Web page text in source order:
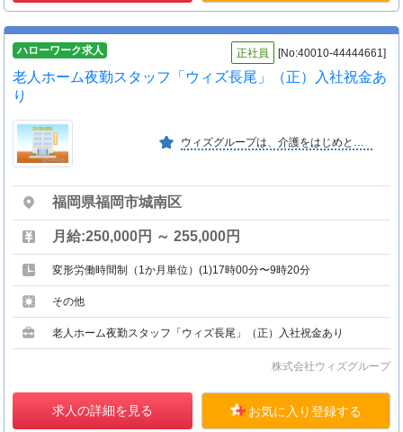
ハローワーク求人 正社員 [No:40010-44444661]
老人ホーム夜勤スタッフ「ウィズ長尾」（正）入社祝金あ
り
ウィズグループは、介護をはじめとした生活支援サービスを通して、だれもが安心して暮らすことができる地域社会を創るために努力を重ねます。
福岡県福岡市城南区
月給:250,000円 ～ 255,000円
変形労働時間制（1か月単位）(1)17時00分〜9時20分
その他
老人ホーム夜勤スタッフ「ウィズ長尾」（正）入社祝金あり
株式会社ウィズグループ
求人の詳細を見る お気に入り登録する